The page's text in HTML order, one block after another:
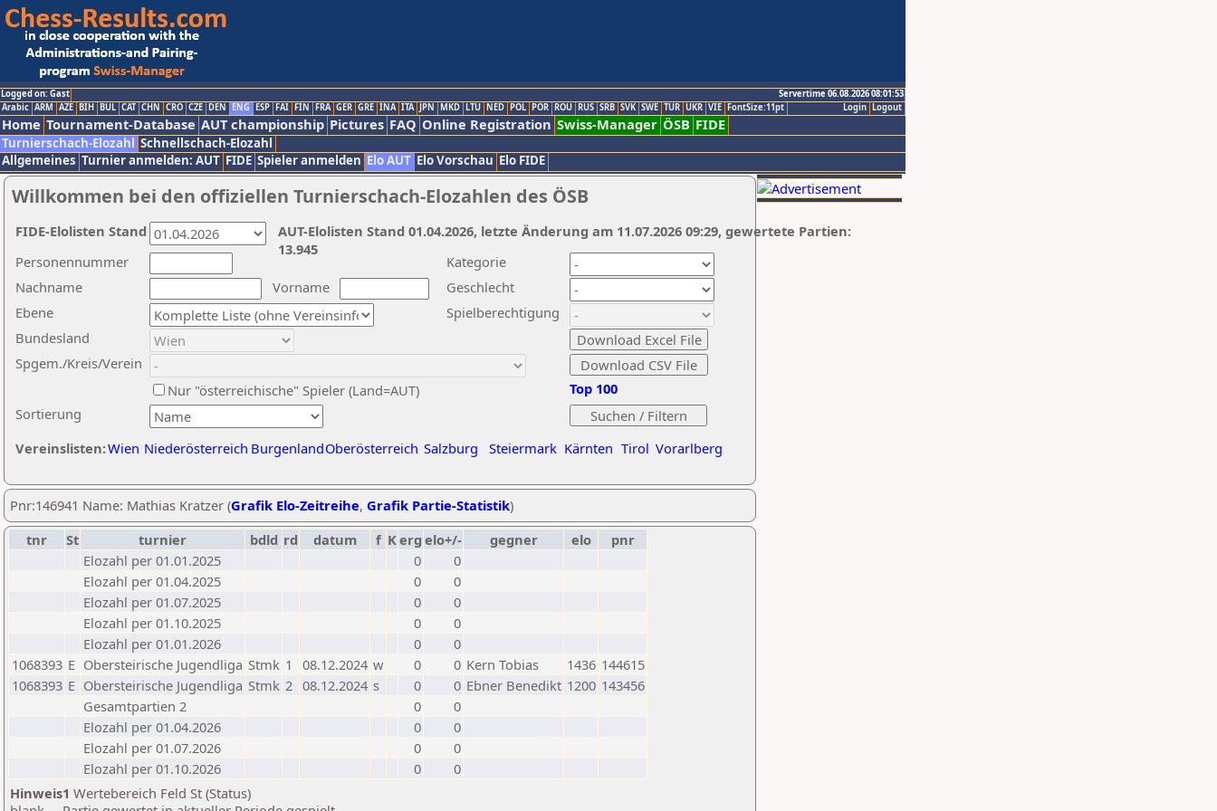
Logged on: Gast
Servertime 06.08.2026 08:01:53
Logout
Login
Arabic ARM AZE BIH BUL CAT CHN CRO CZE DEN ENG ESP FAI FIN FRA GER GRE INA ITA JPN MKD LTU NED POL POR ROU RUS SRB SVK SWE TUR UKR VIE FontSize:11pt
Home Tournament-Database AUT championship Pictures FAQ Online Registration Swiss-Manager ÖSB FIDE
Turnierschach-Elozahl Schnellschach-Elozahl
Allgemeines Turnier anmelden: AUT FIDE Spieler anmelden Elo AUT Elo Vorschau Elo FIDE
Willkommen bei den offiziellen Turnierschach-Elozahlen des ÖSB
Nachname
Vorname
Ebene
Kategorie
Sortierung
Personennummer
Bundesland
Spgem./Kreis/Verein
Geschlecht
Nur "österreichische" Spieler (Land=AUT)
Spielberechtigung
Vereinslisten:Wien Niederösterreich BurgenlandOberösterreich Salzburg Steiermark Kärnten Tirol Vorarlberg
Top 100
AUT-Elolisten Stand 01.04.2026, letzte Änderung am 11.07.2026 09:29, gewertete Partien:
13.945
FIDE-Elolisten Stand
Pnr:146941 Name: Mathias Kratzer (Grafik Elo-Zeitreihe, Grafik Partie-Statistik)
tnr
St turnier bdld rd datum f Kerg elo+/- gegner elo
pnr
Elozahl per 01.01.2025
0
0
Elozahl per 01.04.2025
0
0
Elozahl per 01.07.2025
0
0
Elozahl per 01.10.2025
0
0
Elozahl per 01.01.2026
0
0
1068393 E Obersteirische Jugendliga Stmk 1 08.12.2024 w 0 0 Kern Tobias 1436 144615
1068393 E Obersteirische Jugendliga Stmk 2 08.12.2024 s 0 0 Ebner Benedikt 1200 143456
Gesamtpartien 2
0
0
Elozahl per 01.04.2026
0
0
Elozahl per 01.07.2026
0
0
Elozahl per 01.10.2026
0
0
Hinweis1 Wertebereich Feld St (Status)